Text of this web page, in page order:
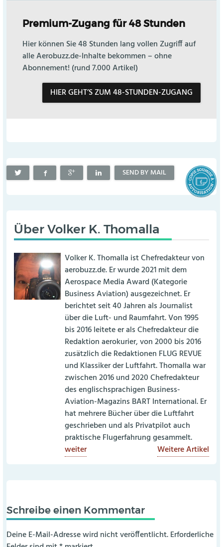
Premium-Zugang für 48 Stunden
Hier können Sie 48 Stunden lang vollen Zugriff auf
alle Aerobuzz.de-Inhalte bekommen – ohne
Abonnement! (rund 7.000 Artikel)
HIER GEHT’S ZUM 48-STUNDEN-ZUGANG
SEND BY MAIL
ÜberVolker K. Thomalla
Volker K. Thomalla ist Chefredakteur von
aerobuzz.de. Er wurde 2021 mit dem
Aerospace Media Award (Kategorie
Business Aviation) ausgezeichnet. Er
berichtet seit 40 Jahren als Journalist
über die Luft- und Raumfahrt. Von 1995
bis 2016 leitete er als Chefredakteur die
Redaktion aerokurier, von 2000 bis 2016
zusätzlich die Redaktionen FLUG REVUE
und Klassiker der Luftfahrt. Thomalla war
zwischen 2016 und 2020 Chefredakteur
des englischsprachigen Business-
Aviation-Magazins BART International. Er
hat mehrere Bücher über die Luftfahrt
geschrieben und als Privatpilot auch
praktische Flugerfahrung gesammelt.
weiter
Weitere Artikel
Schreibe einen Kommentar
Deine E-Mail-Adresse wird nicht veröffentlicht. Erforderliche